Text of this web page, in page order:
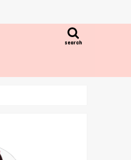
search